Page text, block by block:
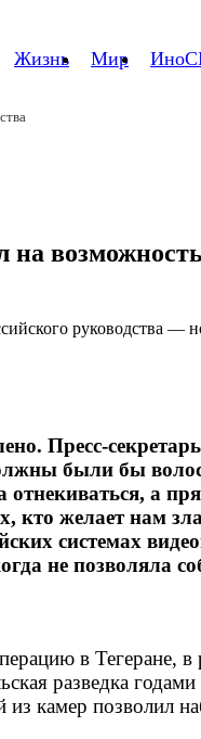
Жизнь Мир
Пресс-
были бы
а
желает нам
системах
не позволяла
в Тегеране, в
разведка
камер позволил